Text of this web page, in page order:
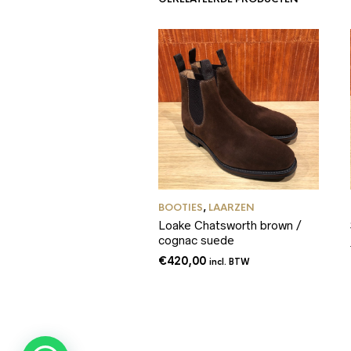
BOOTIES, LAARZEN
Loake Chatsworth brown /
cognac suede
€420,00 incl. BTW